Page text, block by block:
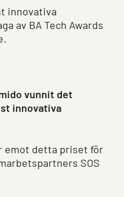
innovativa
av BA Tech Awards
vunnit det
innovativa
emot detta priset för
SOS